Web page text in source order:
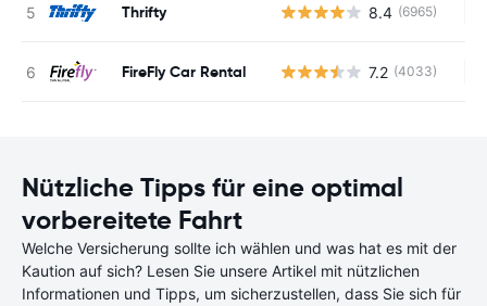
Thrifty 8.4 (6965)
FireFly Car Rental 7.2 (4033)
Nützliche Tipps für eine optimal
vorbereitete Fahrt
Welche Versicherung sollte ich wählen und was hat es mit der
Kaution auf sich? Lesen Sie unsere Artikel mit nützlichen
Informationen und Tipps, um sicherzustellen, dass Sie sich für